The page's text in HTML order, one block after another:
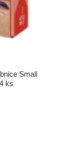
Small
ks